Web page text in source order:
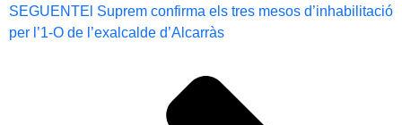
SEGUENTEl Suprem confirma els tres mesos d’inhabilitació
per l’1-O de l’exalcalde d’Alcarràs